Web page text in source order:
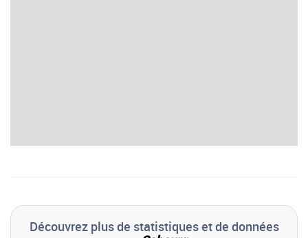
Découvrez plus de statistiques et de données